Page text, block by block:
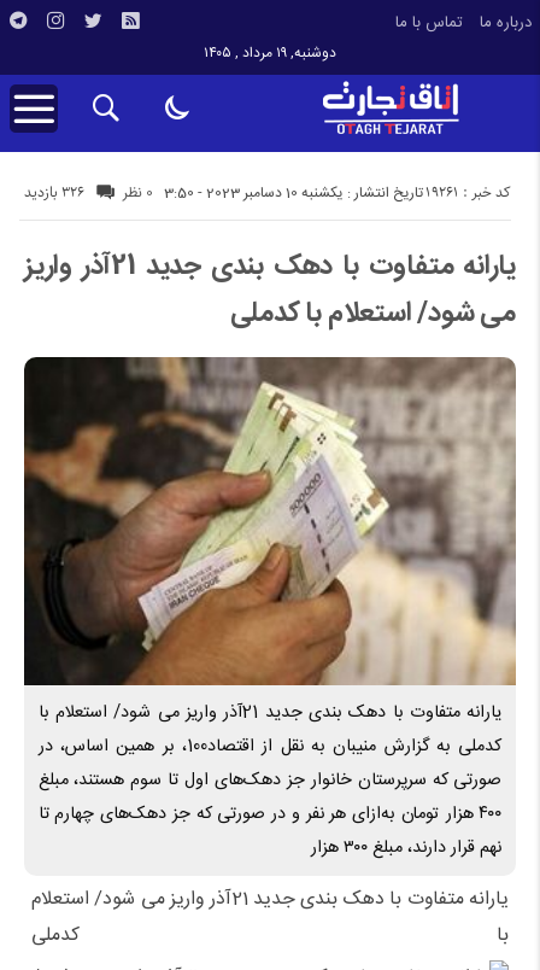
درباره ما تماس با ما
دوشنبه, ۱۹ مرداد , ۱۴۰۵
تاریخ انتشار : یکشنبه 10 دسامبر 2023 - 3:50 326 بازدید کد خبر : 19261 0 نظر
یارانه متفاوت با دهک بندی جدید 21آذر واریز
می شود/ استعلام با کدملی
یارانه متفاوت با دهک بندی جدید 21آذر واریز می شود/ استعلام با
کدملی به گزارش منیبان به نقل از اقتصاد100، بر همین اساس، در
صورتی که سرپرستان خانوار جز دهک‌های اول تا سوم هستند، مبلغ
۴۰۰ هزار تومان به‌ازای هر نفر و در صورتی که جز دهک‌های چهارم تا
نهم قرار دارند، مبلغ ۳۰۰ هزار
یارانه متفاوت با دهک بندی جدید 21آذر واریز می شود/ استعلام
با کدملی